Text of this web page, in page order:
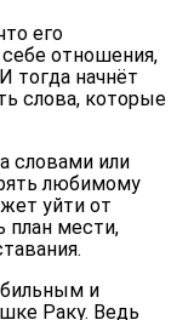
его
отношения,
тогда начнёт
слова, которые
словами или
любимому
уйти от
план мести,
и
Раку. Ведь